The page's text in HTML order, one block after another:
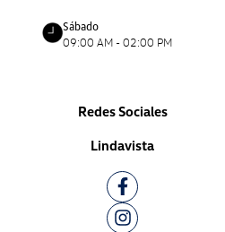
Sábado
09:00 AM - 02:00 PM
Redes Sociales
Lindavista